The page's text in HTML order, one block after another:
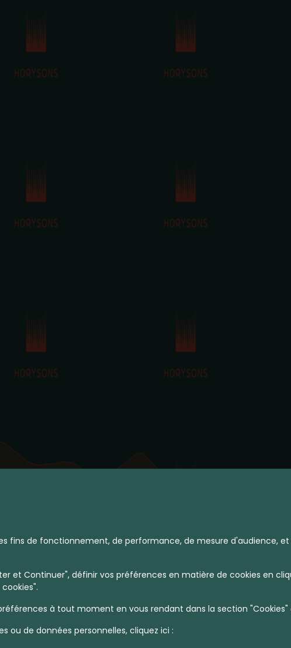
fins de fonctionnement, de performance, de mesure d'audience,
et Continuer", définir vos préférences en matière de cookies en
à tout moment en vous rendant dans la section "Cookies"
ou de données personnelles, cliquez ici :